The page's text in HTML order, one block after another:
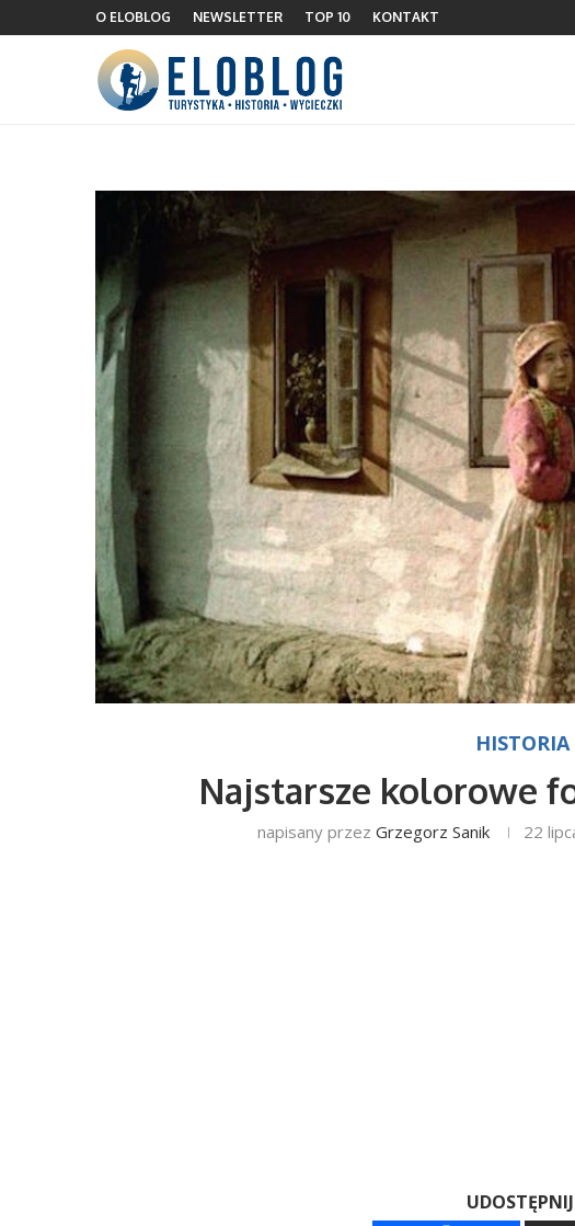
O ELOBLOG NEWSLETTER TOP 10 KONTAKT
HISTORIA
Najstarsze kolorowe
napisany przez Grzegorz Sanik 22